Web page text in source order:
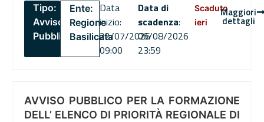
Tipo:
Avviso
Pubblico
Ente:
Regione
Basilicata
Data
inizio:
22/07/2026
09:00
Data di
scadenza:
06/08/2026
23:59
Scaduto
ieri
Maggiori
dettagli
AVVISO PUBBLICO PER LA FORMAZIONE
DELL’ ELENCO DI PRIORITÀ REGIONALE DI